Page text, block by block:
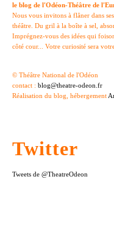
le blog de l'Odéon-Théâtre de
Nous vous invitons à flâner dans
théâtre. Du gril à la boîte à sel,
Imprégnez-vous des idées qui
côté cour... Votre curiosité sera
© Théâtre National de l'Odéon
contact : blog@theatre-odeon.fr
Réalisation du blog, hébergement
Twitter
Tweets de @TheatreOdeon